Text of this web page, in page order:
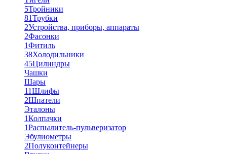
5Тройники
81Трубки
2Устройства, приборы, аппараты
2Фасонки
1Фитиль
38Холодильники
45Цилиндры
Чашки
Шары
11Шлифы
2Шпатели
Эталоны
1Колпачки
1Распылитель-пульверизатор
Эбулиометры
2Полуконтейнеры